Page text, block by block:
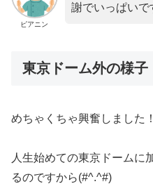
ピアニン
謝でいっぱいで
東京ドーム外の様子
めちゃくちゃ興奮しました！
人生始めての東京ドームに
るのですから(#^.^#)